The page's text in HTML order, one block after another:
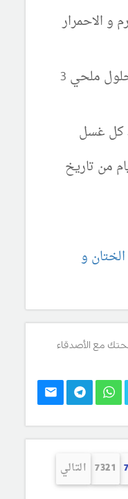
و الاحمرار
و انصحك بغسل الجرح بمحلول ملحي 3
كل غسل
الطبيب بعد 10 ايام من تاريخ
و
مع الأصدقاء
7321 التالي